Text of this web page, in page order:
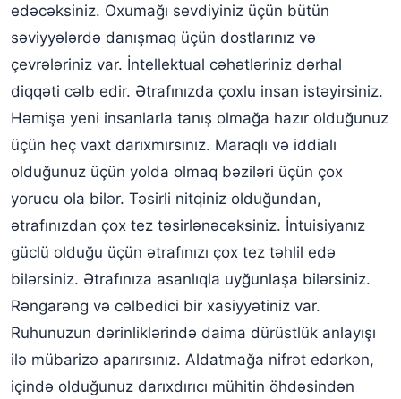
edəcəksiniz. Oxumağı sevdiyiniz üçün bütün
səviyyələrdə danışmaq üçün dostlarınız və
çevrələriniz var. İntellektual cəhətləriniz dərhal
diqqəti cəlb edir. Ətrafınızda çoxlu insan istəyirsiniz.
Həmişə yeni insanlarla tanış olmağa hazır olduğunuz
üçün heç vaxt darıxmırsınız. Maraqlı və iddialı
olduğunuz üçün yolda olmaq bəziləri üçün çox
yorucu ola bilər. Təsirli nitqiniz olduğundan,
ətrafınızdan çox tez təsirlənəcəksiniz. İntuisiyanız
güclü olduğu üçün ətrafınızı çox tez təhlil edə
bilərsiniz. Ətrafınıza asanlıqla uyğunlaşa bilərsiniz.
Rəngarəng və cəlbedici bir xasiyyətiniz var.
Ruhunuzun dərinliklərində daima dürüstlük anlayışı
ilə mübarizə aparırsınız. Aldatmağa nifrət edərkən,
içində olduğunuz darıxdırıcı mühitin öhdəsindən